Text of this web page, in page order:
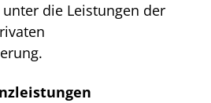
die Leistungen der